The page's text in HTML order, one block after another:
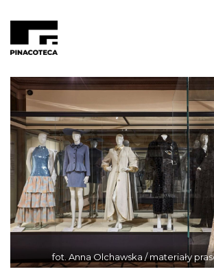
fot. Anna Olchawska / materiały